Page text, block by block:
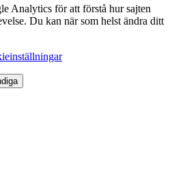
Analytics för att förstå hur sajten
Du kan när som helst ändra ditt